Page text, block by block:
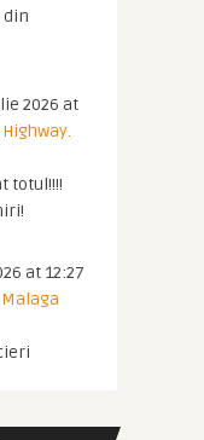
din
2026 at
totul!!!!
at 12:27